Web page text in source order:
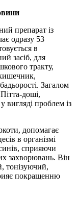
препарат із
одразу 53
в
засіб, для
тракту,
Загалом
доші,
вигляді проблем із
допомагає
в організмі
сприяючи
захворювань. Він
тонізуючий,
покращенню